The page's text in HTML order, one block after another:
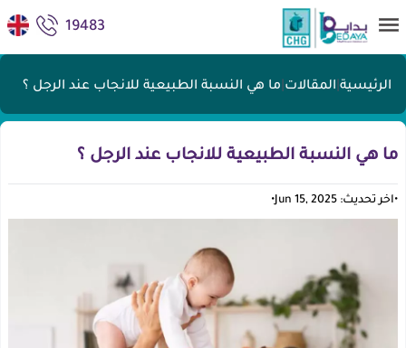
الرئيسية المقالات ما هي النسبة الطبيعية للانجاب عند الرجل ؟
ما هي النسبة الطبيعية للانجاب عند الرجل ؟
•اخر تحديث: Jun 15, 2025 •
19483